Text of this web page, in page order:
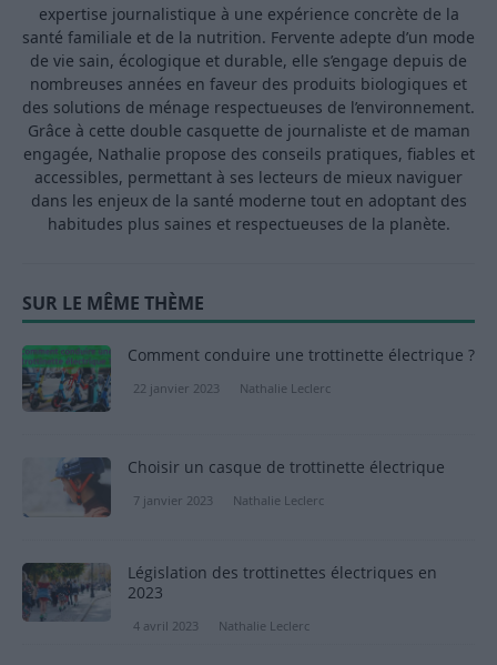
expertise journalistique à une expérience concrète de la
santé familiale et de la nutrition. Fervente adepte d’un mode
de vie sain, écologique et durable, elle s’engage depuis de
nombreuses années en faveur des produits biologiques et
des solutions de ménage respectueuses de l’environnement.
Grâce à cette double casquette de journaliste et de maman
engagée, Nathalie propose des conseils pratiques, fiables et
accessibles, permettant à ses lecteurs de mieux naviguer
dans les enjeux de la santé moderne tout en adoptant des
habitudes plus saines et respectueuses de la planète.
SUR LE MÊME THÈME
Comment conduire une trottinette électrique ?
22 janvier 2023 Nathalie Leclerc
Choisir un casque de trottinette électrique
7 janvier 2023 Nathalie Leclerc
Législation des trottinettes électriques en
2023
4 avril 2023 Nathalie Leclerc